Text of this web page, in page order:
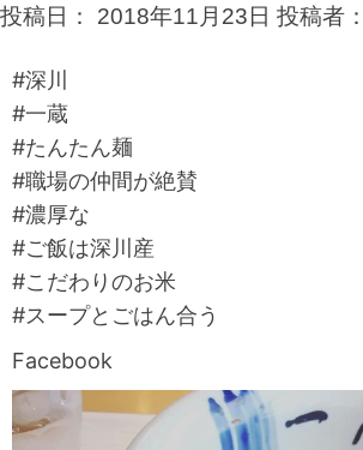
投稿日： 2018年11月23日 投稿者：
#深川
#一蔵
#たんたん麺
#職場の仲間が絶賛
#濃厚な
#ご飯は深川産
#こだわりのお米
#スープとごはん合う
Facebook